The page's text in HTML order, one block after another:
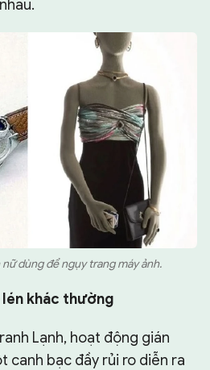
dùng để ngụy trang máy ảnh.
khác thường
Lạnh, hoạt động gián
canh bạc đầy rủi ro diễn ra